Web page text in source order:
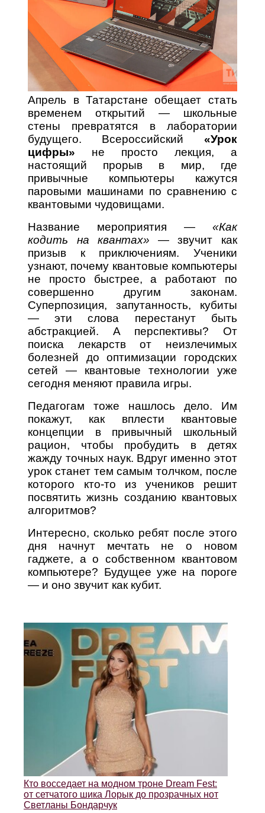
Апрель в Татарстане обещает стать
временем открытий — школьные
стены превратятся в лаборатории
будущего. Всероссийский «Урок
цифры» не просто лекция, а
настоящий прорыв в мир, где
привычные компьютеры кажутся
паровыми машинами по сравнению с
квантовыми чудовищами.
Название мероприятия — «Как
кодить на квантах» — звучит как
призыв к приключениям. Ученики
узнают, почему квантовые компьютеры
не просто быстрее, а работают по
совершенно другим законам.
Суперпозиция, запутанность, кубиты
— эти слова перестанут быть
абстракцией. А перспективы? От
поиска лекарств от неизлечимых
болезней до оптимизации городских
сетей — квантовые технологии уже
сегодня меняют правила игры.
Педагогам тоже нашлось дело. Им
покажут, как вплести квантовые
концепции в привычный школьный
рацион, чтобы пробудить в детях
жажду точных наук. Вдруг именно этот
урок станет тем самым толчком, после
которого кто-то из учеников решит
посвятить жизнь созданию квантовых
алгоритмов?
Интересно, сколько ребят после этого
дня начнут мечтать не о новом
гаджете, а о собственном квантовом
компьютере? Будущее уже на пороге
— и оно звучит как кубит.
Кто восседает на модном троне Dream Fest:
от сетчатого шика Лорык до прозрачных нот
Светланы Бондарчук